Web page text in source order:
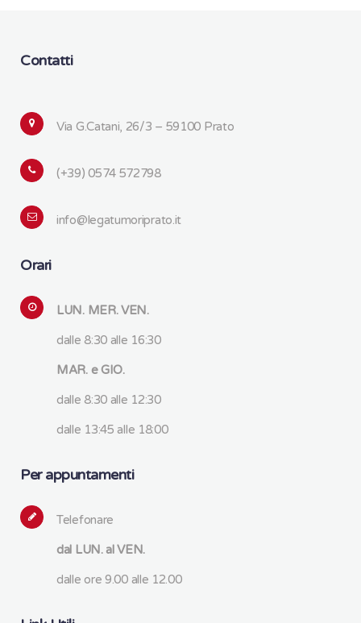
Contatti
Via G.Catani, 26/3 – 59100 Prato
(+39) 0574 572798
info@legatumoriprato.it
Orari
LUN. MER. VEN.
dalle 8:30 alle 16:30
MAR. e GIO.
dalle 8:30 alle 12:30
dalle 13:45 alle 18:00
Per appuntamenti
Telefonare
dal LUN. al VEN.
dalle ore 9.00 alle 12.00